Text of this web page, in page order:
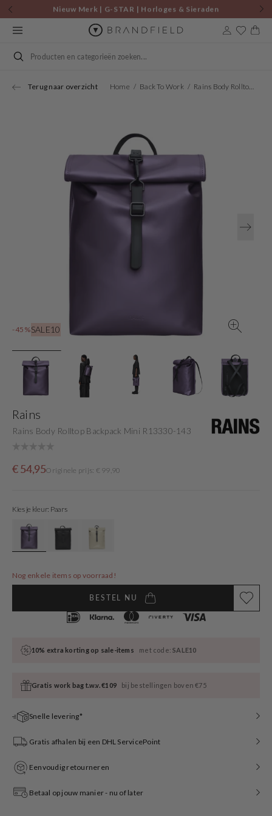
Skip to
content
Nieuw Merk | G-STAR | Horloges & Sieraden
Cart
Search
Terug naar overzicht Home Back To Work Rains Body Rolltop Backpack Mini R13330-143
-45%SALE10
gallery
Rains
Rains Body Rolltop Backpack Mini R13330-143
Sale
€ 54,95
OrigineleOriginele prijs: € 99,90
Kies je kleur: Paars
Nog enkele items op voorraad!
BESTEL NU
10% extra korting op sale-items met code:SALE10
Gratis work bag t.w.v. €109 bij bestellingen boven €75
Snelle levering*
Gratis afhalen bij een DHL ServicePoint
Eenvoudig retourneren
Betaal op jouw manier - nu of later